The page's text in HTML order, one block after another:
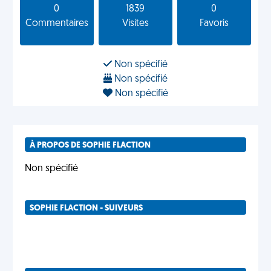
0
Commentaires
1839
Visites
0
Favoris
Non spécifié
Non spécifié
Non spécifié
À PROPOS DE SOPHIE FLACTION
Non spécifié
SOPHIE FLACTION - SUIVEURS